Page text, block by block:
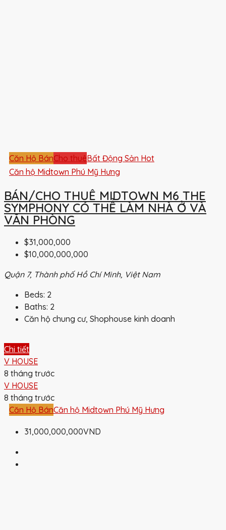
Căn Hộ BánCho thuêBất Động Sản Hot
Căn hộ Midtown Phú Mỹ Hưng
BÁN/CHO THUÊ MIDTOWN M6 THE
SYMPHONY CÓ THỂ LÀM NHÀ Ở VÀ
VĂN PHÒNG
$31,000,000
$10,000,000,000
Quận 7, Thành phố Hồ Chí Minh, Việt Nam
Beds: 2
Baths: 2
Căn hộ chung cư, Shophouse kinh doanh
Chi tiết
V HOUSE
8 tháng trước
V HOUSE
8 tháng trước
Căn Hộ BánCăn hộ Midtown Phú Mỹ Hưng
31,000,000,000VND